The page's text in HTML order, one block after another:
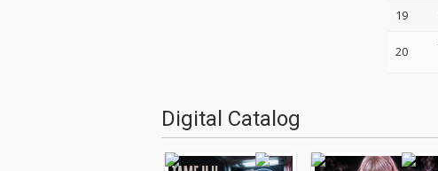
19
20
Digital Catalog